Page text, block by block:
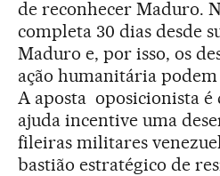
de reconhecer Maduro.
completa 30 dias desde
Maduro e, por isso, os
ação humanitária
A aposta oposicionista é
ajuda incentive uma
fileiras militares
bastião estratégico de